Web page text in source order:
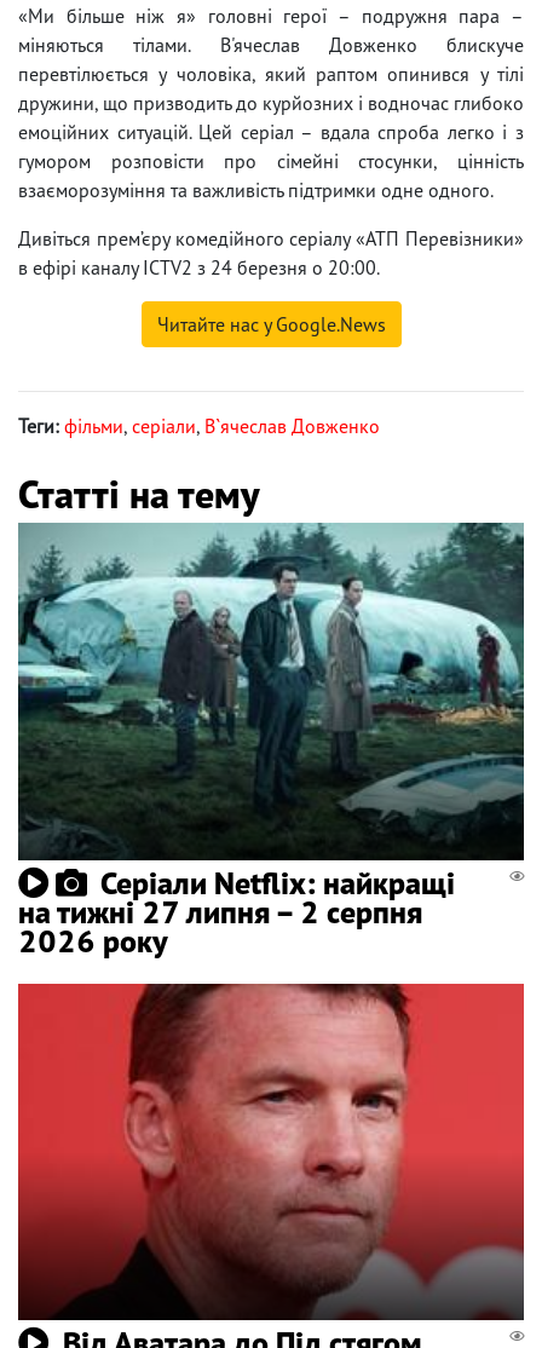
«Ми більше ніж я» головні герої – подружня пара –
міняються тілами. В'ячеслав Довженко блискуче
перевтілюється у чоловіка, який раптом опинився у тілі
дружини, що призводить до курйозних і водночас глибоко
емоційних ситуацій. Цей серіал – вдала спроба легко і з
гумором розповісти про сімейні стосунки, цінність
взаєморозуміння та важливість підтримки одне одного.
Дивіться прем’єру комедійного серіалу «АТП Перевізники»
в ефірі каналу ICTV2 з 24 березня о 20:00.
Читайте нас у Google.News
Теги: фільми, серіали, В`ячеслав Довженко
Статті на тему
Серіали Netflix: найкращі
на тижні 27 липня – 2 серпня
2026 року